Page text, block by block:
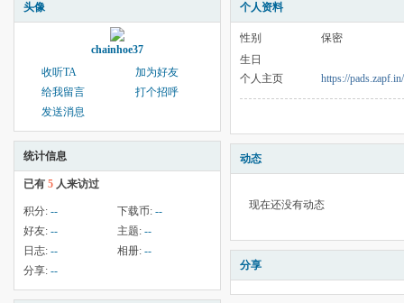
头像
chainhoe37
收听TA
加为好友
给我留言
打个招呼
发送消息
统计信息
已有 5 人来访过
积分: -- 下载币: --
好友: -- 主题: --
日志: -- 相册: --
分享: --
个人资料
性别
保密
生日
个人主页
https://
动态
现在还没有动态
分享